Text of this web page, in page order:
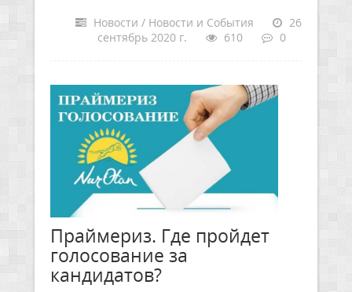
Новости / Новости и События
26
сентябрь 2020 г.
610 0
Праймериз. Где пройдет
голосование за
кандидатов?